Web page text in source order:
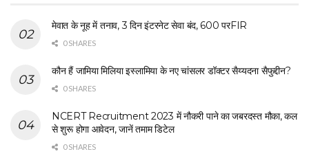
मेवात के नूह में तनाव, 3 दिन इंटरनेट सेवा बंद, 600 परFIR
0 SHARES
कौन हैं जामिया मिलिया इस्लामिया के नए चांसलर डॉक्टर सैय्यदना सैफुद्दीन?
0 SHARES
NCERT Recruitment 2023 में नौकरी पाने का जबरदस्त मौका, कल
से शुरू होगा आवेदन, जानें तमाम डिटेल
0 SHARES